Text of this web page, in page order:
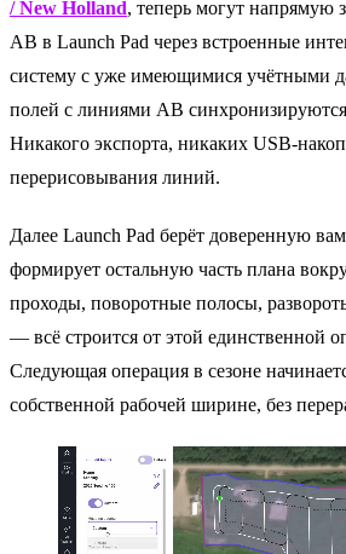
/ New Holland, теперь могут напрямую
AB в Launch Pad через встроенные
систему с уже имеющимися учётными
полей с линиями AB
Никакого экспорта, никаких USB-
перерисовывания линий.
Далее Launch Pad берёт доверенную
формирует остальную часть плана
проходы, поворотные полосы,
— всё строится от этой единственной
Следующая операция в сезоне
собственной рабочей ширине, без